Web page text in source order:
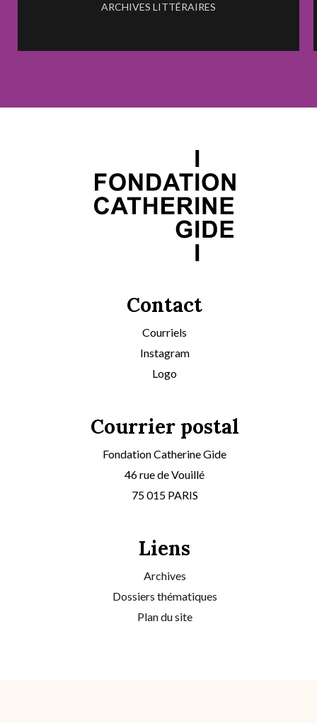
ARCHIVES LITTÉRAIRES
Contact
Courriels
Instagram
Logo
Courrier postal
Fondation Catherine Gide
46 rue de Vouillé
75 015 PARIS
Liens
Archives
Dossiers thématiques
Plan du site